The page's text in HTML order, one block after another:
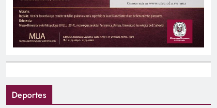
Deportes